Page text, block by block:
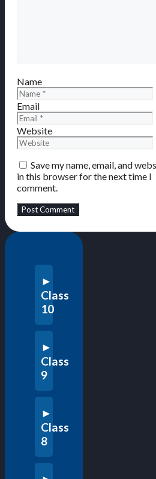
Name
Email
Website
Save my name, email, and
in this browser for the next time I
comment.
Class
10
Class
9
Class
8